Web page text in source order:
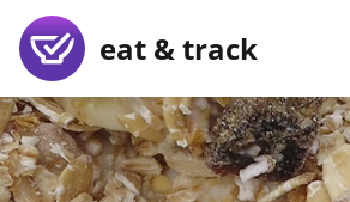
eat & track